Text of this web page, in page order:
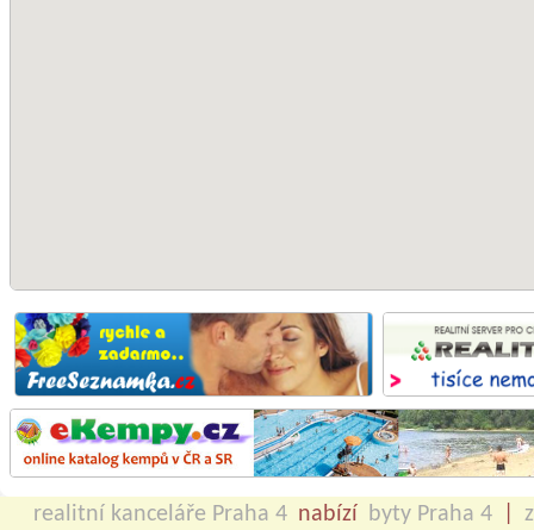
realitní kanceláře Praha 4 nabízí byty Praha 4